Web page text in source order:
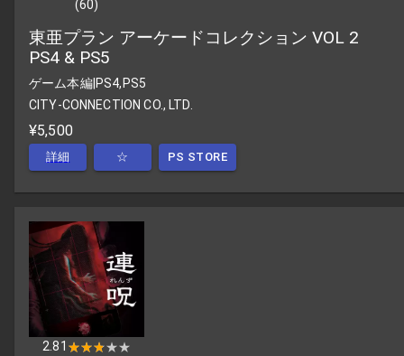
(60)
東亜プラン アーケードコレクション VOL 2
PS4 & PS5
ゲーム本編|PS4,PS5
CITY-CONNECTION CO., LTD.
¥5,500
詳細 ☆ PS STORE
2.81 ★★★★★
★★★★★